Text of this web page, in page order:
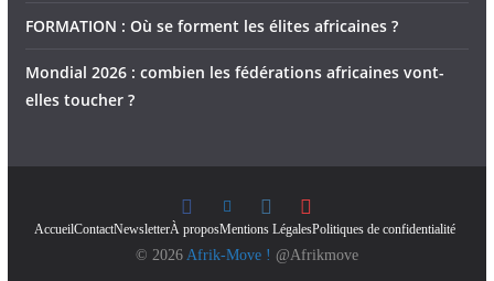
FORMATION : Où se forment les élites africaines ?
Mondial 2026 : combien les fédérations africaines vont-
elles toucher ?
AccueilContactNewsletterÀ proposMentions LégalesPolitiques de confidentialité
© 2026 Afrik-Move ! @Afrikmove